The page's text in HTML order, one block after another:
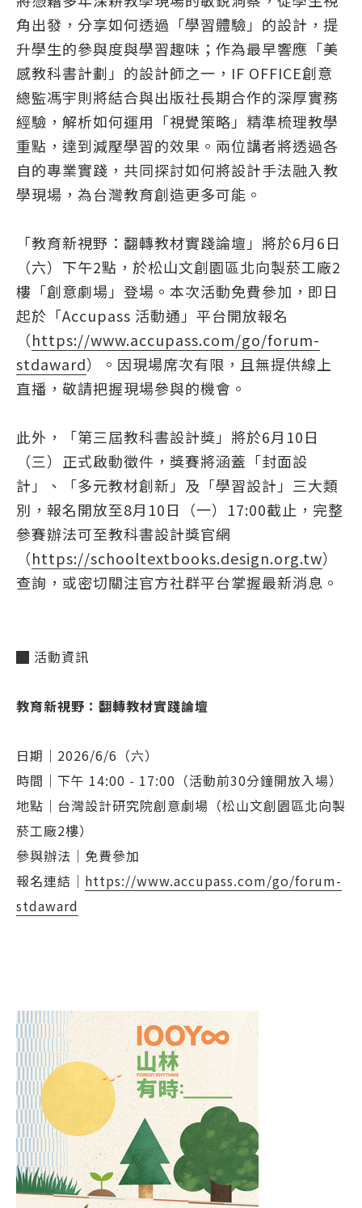
角出發，分享如何透過「學習體驗」的設計，提
升學生的參與度與學習趣味；作為最早響應「美
感教科書計劃」的設計師之一，IF OFFICE創意
總監馮宇則將結合與出版社長期合作的深厚實務
經驗，解析如何運用「視覺策略」精準梳理教學
重點，達到減壓學習的效果。兩位講者將透過各
自的專業實踐，共同探討如何將設計手法融入教
學現場，為台灣教育創造更多可能。
「教育新視野：翻轉教材實踐論壇」將於6月6日
（六）下午2點，於松山文創園區北向製菸工廠2
樓「創意劇場」登場。本次活動免費參加，即日
起於「Accupass 活動通」平台開放報名
（https://www.accupass.com/go/forum-
stdaward）。因現場席次有限，且無提供線上
直播，敬請把握現場參與的機會。
此外，「第三屆教科書設計獎」將於6月10日
（三）正式啟動徵件，獎賽將涵蓋「封面設
計」、「多元教材創新」及「學習設計」三大類
別，報名開放至8月10日（一）17:00截止，完整
參賽辦法可至教科書設計獎官網
（https://schooltextbooks.design.org.tw）
查詢，或密切關注官方社群平台掌握最新消息。
█ 活動資訊
教育新視野：翻轉教材實踐論壇
日期｜2026/6/6（六）
時間｜下午 14:00 - 17:00（活動前30分鐘開放入場）
地點｜台灣設計研究院創意劇場（松山文創園區北向製
菸工廠2樓）
參與辦法｜免費參加
報名連結｜ https://www.accupass.com/go/forum-
stdaward